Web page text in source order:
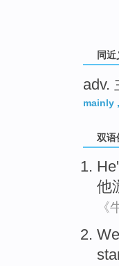
同近
adv.
mainly ,
双语
He
他
《
We